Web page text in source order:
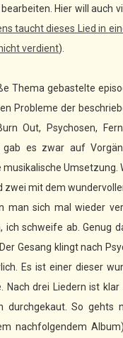
Hier will auch
taucht dieses Lied in
verdient).
Thema gebastelte
Probleme der
Out, Psychosen,
gab es zwar auf
mit dem
man sich mal wieder
ich schweife ab. Genug
. Der Gesang klingt nach
Es ist einer dieser
Nach drei Liedern ist
durchgekaut. So gehts
nachfolgendem